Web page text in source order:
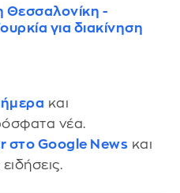
Θεσσαλονίκη -
για διακίνηση
και
νέα.
στο Google News και